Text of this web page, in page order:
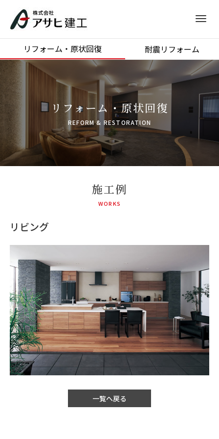
M
e
u
リフォーム・原状回復 耐震リフォーム
リフォーム・原状回復
REFORM & RESTORATION
施工例
WORKS
リビング
一覧へ戻る